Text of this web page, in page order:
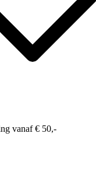
vanaf € 50,-